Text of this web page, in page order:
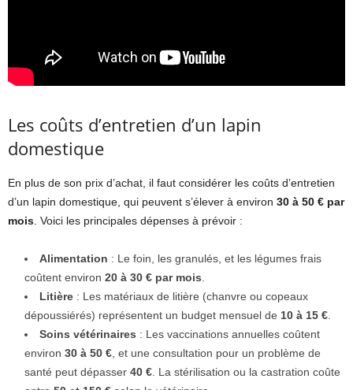
Les coûts d’entretien d’un lapin
domestique
En plus de son prix d’achat, il faut considérer les coûts d’entretien
d’un lapin domestique, qui peuvent s’élever à environ 30 à 50 € par
mois. Voici les principales dépenses à prévoir :
Alimentation : Le foin, les granulés, et les légumes frais
coûtent environ 20 à 30 € par mois.
Litière : Les matériaux de litière (chanvre ou copeaux
dépoussiérés) représentent un budget mensuel de 10 à 15 €.
Soins vétérinaires : Les vaccinations annuelles coûtent
environ 30 à 50 €, et une consultation pour un problème de
santé peut dépasser 40 €. La stérilisation ou la castration coûte